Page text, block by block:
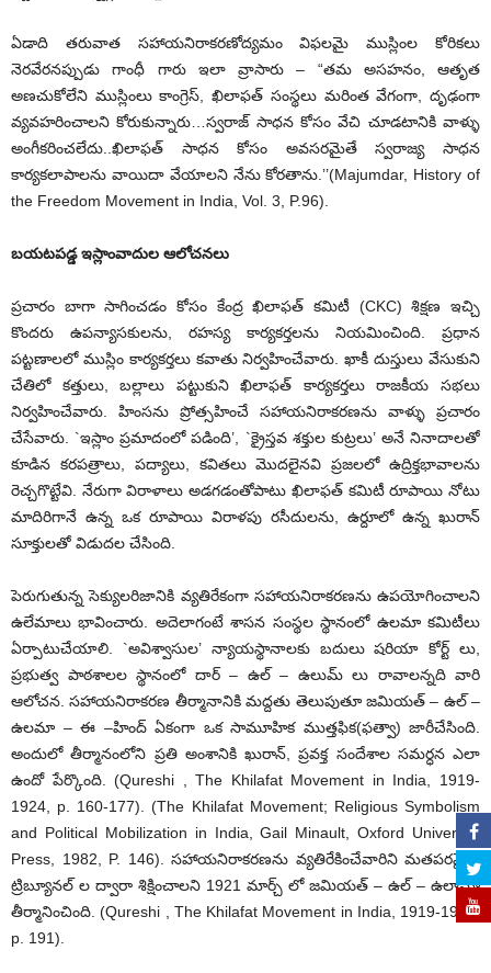
ఏడాది తరువాత సహాయనిరాకరణోద్యమం విఫలమై ముస్లింల కోరికలు
నెరవేరనప్పుడు గాంధీ గారు ఇలా వ్రాసారు – “తమ అసహనం, ఆతృత
అణచుకోలేని ముస్లింలు కాంగ్రెస్, ఖిలాఫత్ సంస్థలు మరింత వేగంగా, దృఢంగా
వ్యవహరించాలని కోరుకున్నారు…స్వరాజ్ సాధన కోసం వేచి చూడటానికి వాళ్ళు
అంగీకరించలేదు..ఖిలాఫత్ సాధన కోసం అవసరమైతే స్వరాజ్య సాధన
కార్యకలాపాలను వాయిదా వేయాలని నేను కోరతాను.’’(Majumdar, History of
the Freedom Movement in India, Vol. 3, P.96).
బయటపడ్డ ఇస్లాంవాదుల ఆలోచనలు
ప్రచారం బాగా సాగించడం కోసం కేంద్ర ఖిలాఫత్ కమిటీ (CKC) శిక్షణ ఇచ్చి
కొందరు ఉపన్యాసకులను, రహస్య కార్యకర్తలను నియమించింది. ప్రధాన
పట్టణాలలో ముస్లిం కార్యకర్తలు కవాతు నిర్వహించేవారు. ఖాకీ దుస్తులు వేసుకుని
చేతిలో కత్తులు, బల్లాలు పట్టుకుని ఖిలాఫత్ కార్యకర్తలు రాజకీయ సభలు
నిర్వహించేవారు. హింసను ప్రోత్సహించే సహాయనిరాకరణను వాళ్ళు ప్రచారం
చేసేవారు. `ఇస్లాం ప్రమాదంలో పడింది’, `క్రైస్తవ శక్తుల కుట్రలు’ అనే నినాదాలతో
కూడిన కరపత్రాలు, పద్యాలు, కవితలు మొదలైనవి ప్రజలలో ఉద్రిక్తభావాలను
రెచ్చగొట్టేవి. నేరుగా విరాళాలు అడగడంతోపాటు ఖిలాఫత్ కమిటీ రూపాయి నోటు
మాదిరిగానే ఉన్న ఒక రూపాయి విరాళపు రసీదులను, ఉర్దూలో ఉన్న ఖురాన్
సూక్తులతో విడుదల చేసింది.
పెరుగుతున్న సెక్యులరిజానికి వ్యతిరేకంగా సహాయనిరాకరణను ఉపయోగించాలని
ఉలేమాలు భావించారు. అదెలాగంటే శాసన సంస్థల స్థానంలో ఉలమా కమిటీలు
ఏర్పాటుచేయాలి. `అవిశ్వాసుల’ న్యాయస్థానాలకు బదులు షరియా కోర్ట్ లు,
ప్రభుత్వ పాఠశాలల స్థానంలో దార్ – ఉల్ – ఉలుమ్ లు రావాలన్నది వారి
ఆలోచన. సహాయనిరాకరణ తీర్మానానికి మద్దతు తెలుపుతూ జమియత్ – ఉల్ –
ఉలమా – ఈ –హింద్ ఏకంగా ఒక సామూహిక ముత్తఫిక(ఫత్వా) జారీచేసింది.
అందులో తీర్మానంలోని ప్రతి అంశానికి ఖురాన్, ప్రవక్త సందేశాల సమర్ధన ఎలా
ఉందో పేర్కొంది. (Qureshi , The Khilafat Movement in India, 1919-
1924, p. 160-177). (The Khilafat Movement; Religious Symbolism
and Political Mobilization in India, Gail Minault, Oxford University
Press, 1982, P. 146). సహాయనిరాకరణను వ్యతిరేకించేవారిని మతపరమైన
ట్రిబ్యూనల్ ల ద్వారా శిక్షించాలని 1921 మార్చ్ లో జమియత్ – ఉల్ – ఉలామా
తీర్మానించింది. (Qureshi , The Khilafat Movement in India, 1919-1924,
p. 191).